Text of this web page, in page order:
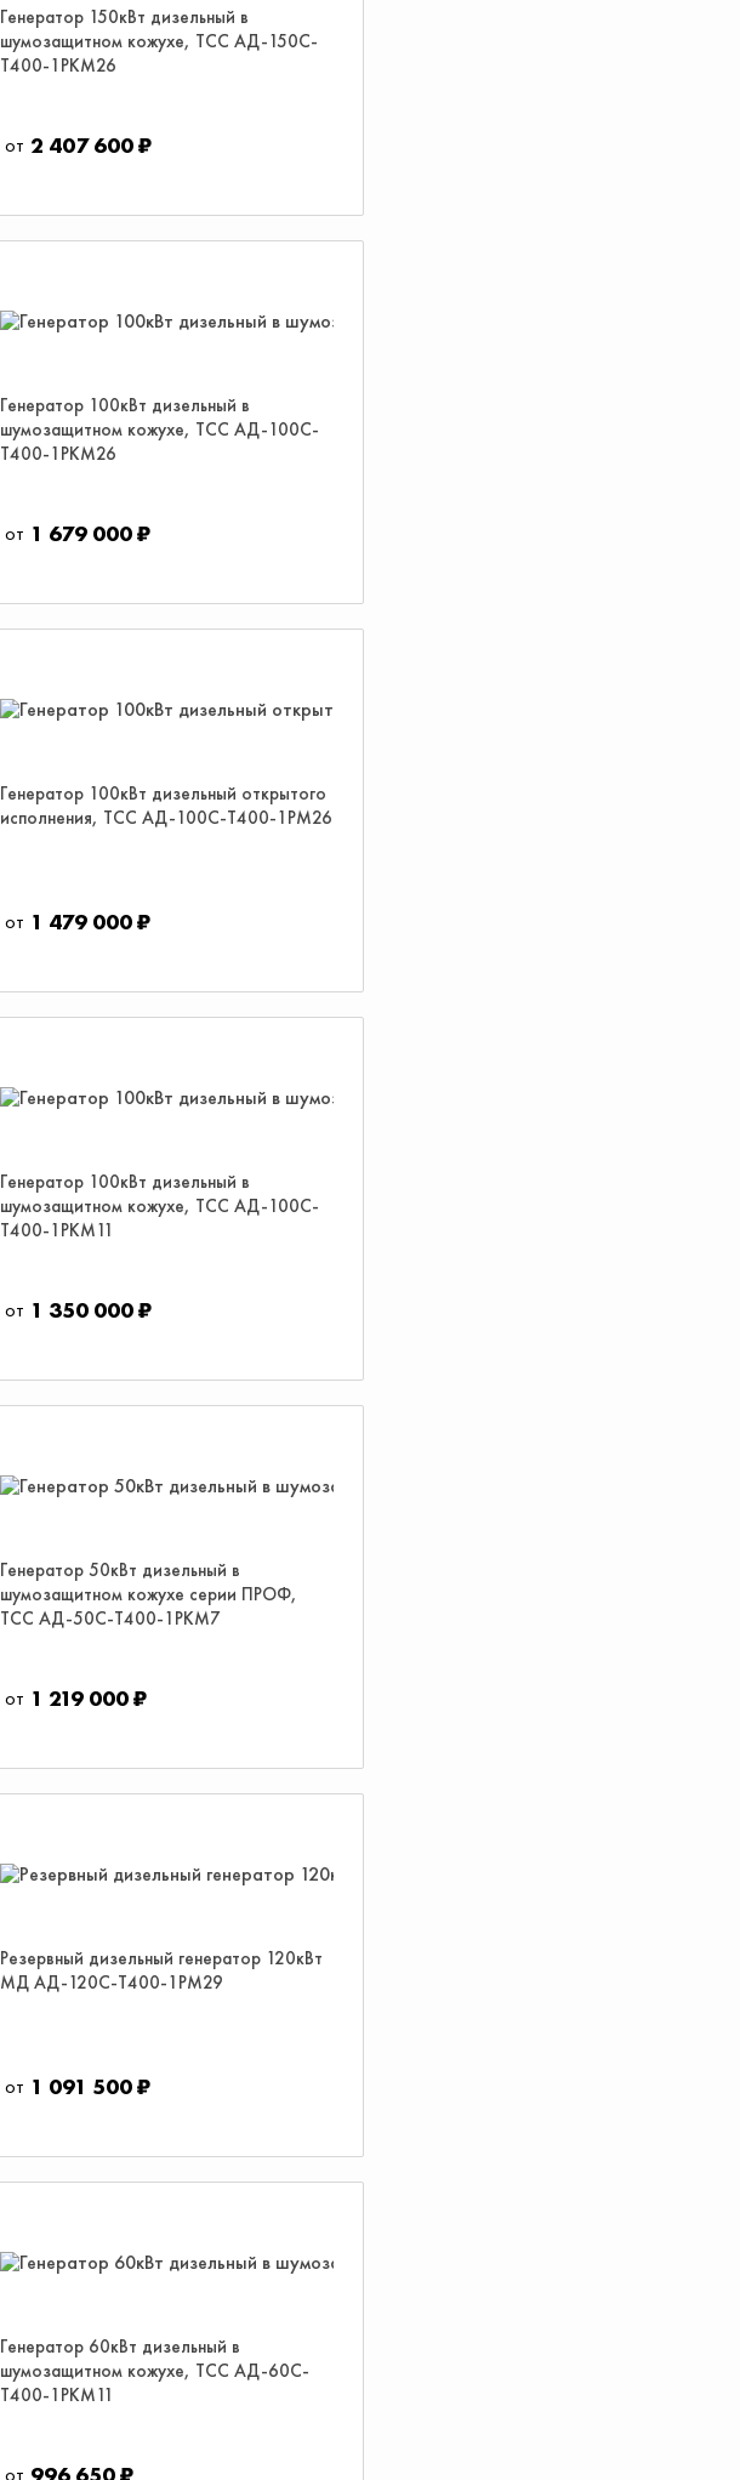
Генератор 150кВт дизельный в
шумозащитном кожухе, ТСС АД-150С-
Т400-1РКМ26
2 407 600 ₽
Генератор 100кВт дизельный в
шумозащитном кожухе, ТСС АД-100С-
Т400-1РКМ26
1 679 000 ₽
Генератор 100кВт дизельный открытого
исполнения, ТСС АД-100С-Т400-1РМ26
1 479 000 ₽
Генератор 100кВт дизельный в
шумозащитном кожухе, ТСС АД-100С-
Т400-1РКМ11
1 350 000 ₽
Генератор 50кВт дизельный в
шумозащитном кожухе серии ПРОФ,
ТСС АД-50С-Т400-1РКМ7
1 219 000 ₽
Резервный дизельный генератор 120кВт
МД АД-120С-Т400-1РМ29
1 091 500 ₽
Генератор 60кВт дизельный в
шумозащитном кожухе, ТСС АД-60С-
Т400-1РКМ11